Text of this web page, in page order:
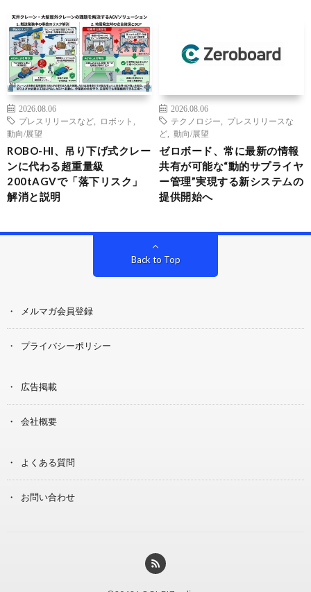
2026.08.06
プレスリリースなど
ロボット
動向/展望
ROBO-HI、吊り下げ式クレー
ンに代わる超重量級
200tAGVで「落下リスク」
解消と説明
2026.08.06
テクノロジー
プレスリリースな
ど
動向/展望
ゼロボード、常に最新の情報
共有が可能な“動的サプライヤ
ー管理”実現する新システムの
提供開始へ
Back to Top
メルマガ会員登録
プライバシーポリシー
広告掲載
会社概要
よくある質問
お問い合わせ